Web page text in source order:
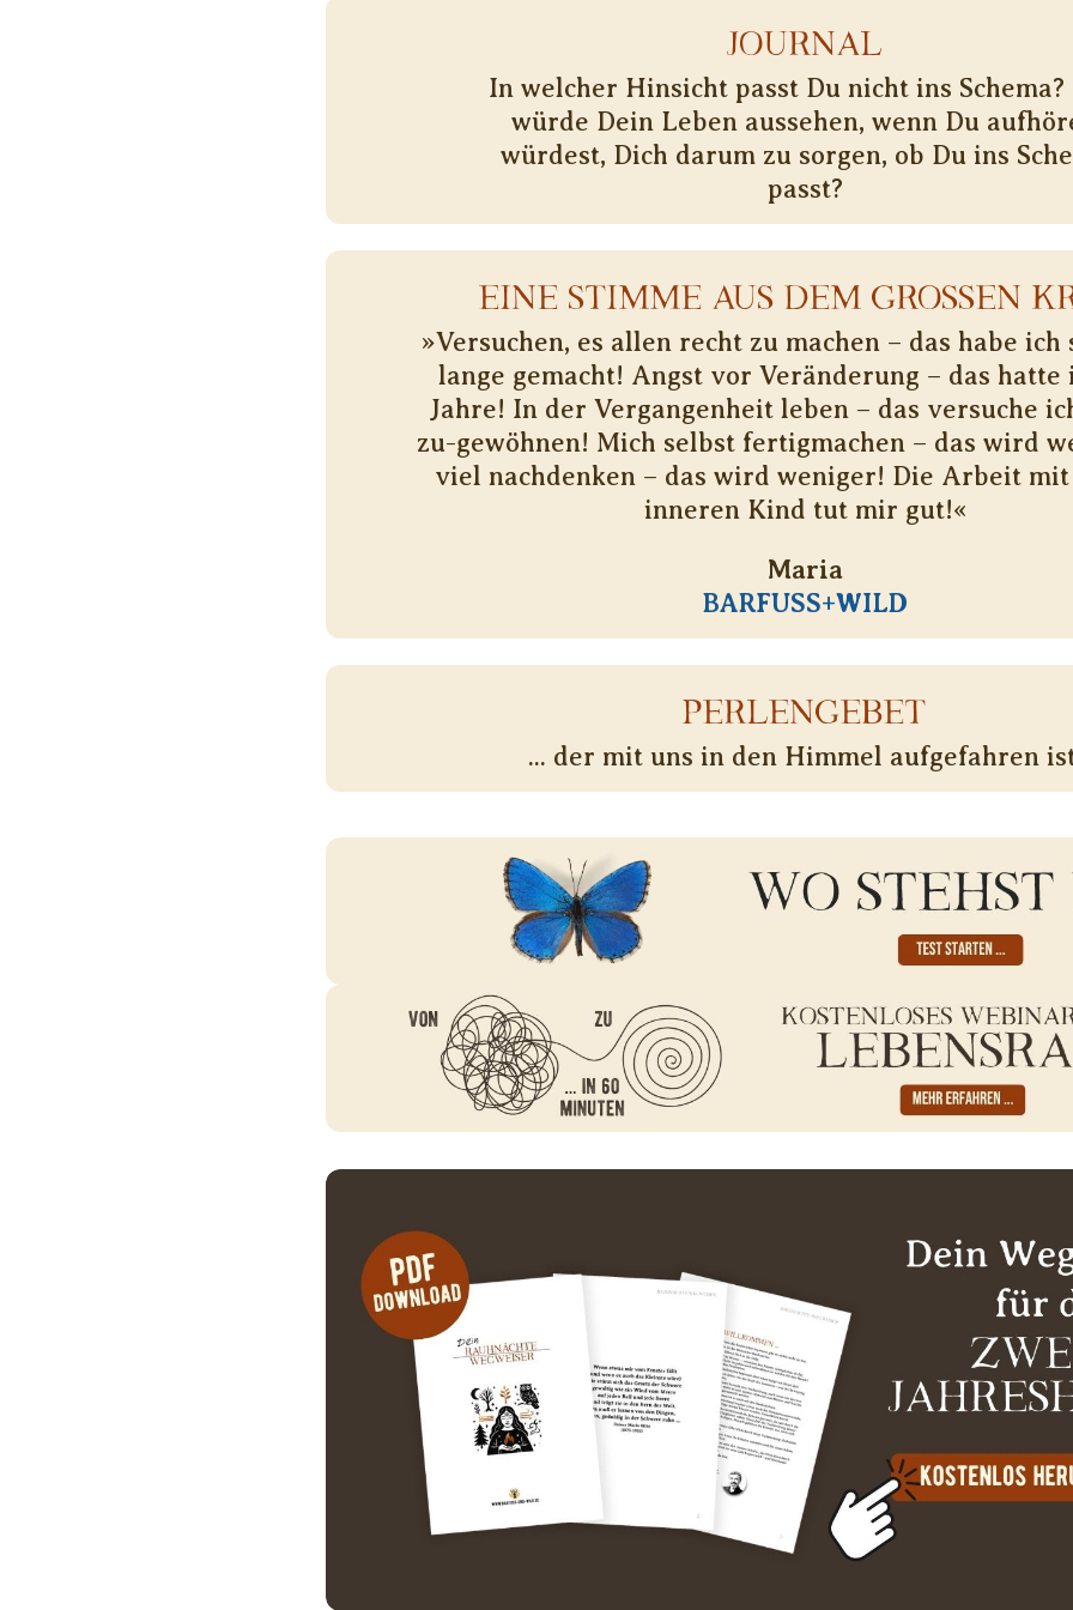
JOURNAL
In welcher Hinsicht passt Du nicht ins Schema?
würde Dein Leben aussehen, wenn Du
würdest, Dich darum zu sorgen, ob Du ins
passt?
EINE STIMME AUS DEM GROSSEN
»Versuchen, es allen recht zu machen – das habe ich
lange gemacht! Angst vor Veränderung – das hatte
Jahre! In der Vergangenheit leben – das versuche
zu-gewöhnen! Mich selbst fertigmachen – das wird
viel nachdenken – das wird weniger! Die Arbeit
inneren Kind tut mir gut!«
Maria
BARFUSS+WILD
PERLENGEBET
... der mit uns in den Himmel aufgefahren